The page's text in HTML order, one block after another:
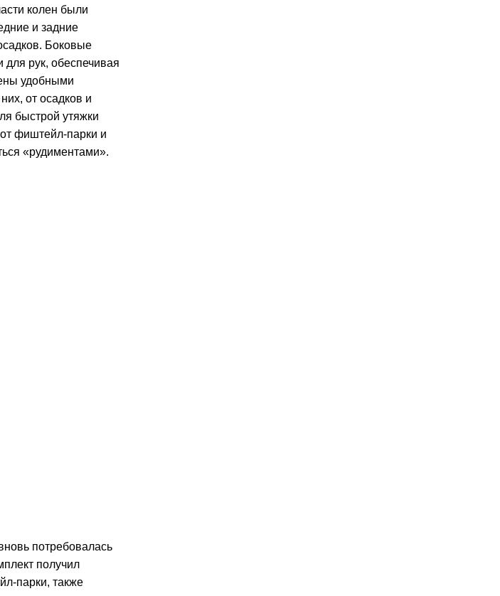
колен были
и задние
Боковые
рук, обеспечивая
удобными
от осадков и
быстрой утяжки
фиштейл-парки и
«рудиментами».
потребовалась
получил
парки, также